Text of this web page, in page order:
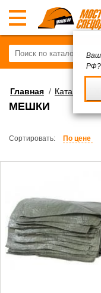
Ваш
РФ?
Главная / Каталог
МЕШКИ
Сортировать: По цене